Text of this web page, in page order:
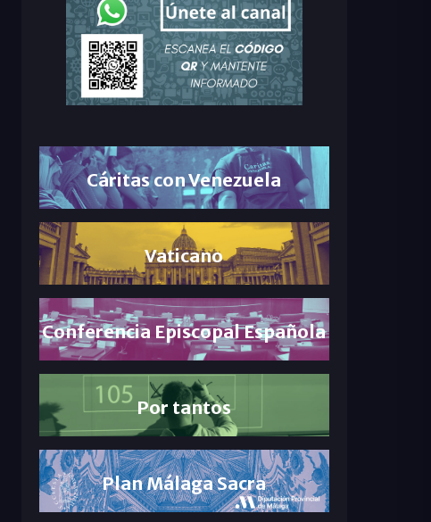
Cáritas con Venezuela
Vaticano
Conferencia Episcopal Española
Por tantos
Plan Málaga Sacra